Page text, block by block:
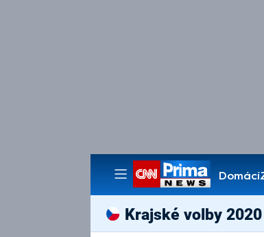
Domácí
Pořady
Krajské volby 2020